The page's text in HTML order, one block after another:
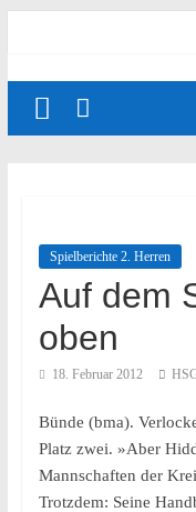
Spielberichte 2. Herren
Auf dem
oben
18. Februar 2012
Bünde (bma).
Platz zwei. »Aber
Mannschaften der
Trotzdem: Seine